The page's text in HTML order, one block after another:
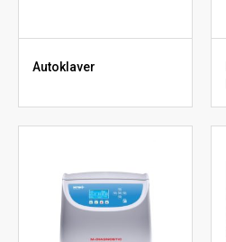
Autoklaver